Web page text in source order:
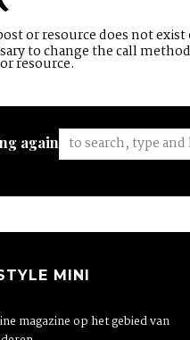
or resource does not exist
to change the call
resource.
again:
MINI
magazine op het gebied van